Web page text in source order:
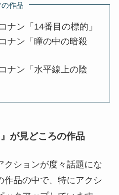
作品
ナン「14番目の標的」
ナン「瞳の中の暗殺
ナン「水平線上の陰
が見どころの作品
クションが度々話題にな
作品の中で、特にアクシ